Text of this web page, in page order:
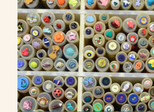
Previous